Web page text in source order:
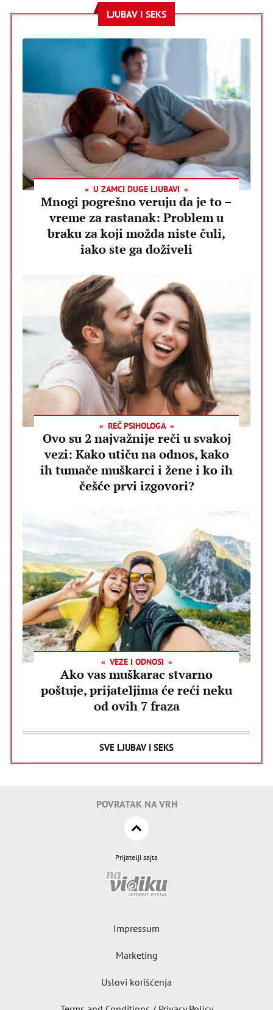
LJUBAV I SEKS
U ZAMCI DUGE LJUBAVI
Mnogi pogrešno veruju da je to –
vreme za rastanak: Problem u
braku za koji možda niste čuli,
iako ste ga doživeli
REČ PSIHOLOGA
Ovo su 2 najvažnije reči u svakoj
vezi: Kako utiču na odnos, kako
ih tumače muškarci i žene i ko ih
češće prvi izgovori?
VEZE I ODNOSI
Ako vas muškarac stvarno
poštuje, prijateljima će reći neku
od ovih 7 fraza
SVE LJUBAV I SEKS
POVRATAK NA VRH
Prijatelji sajta
Impressum
Marketing
Uslovi korišćenja